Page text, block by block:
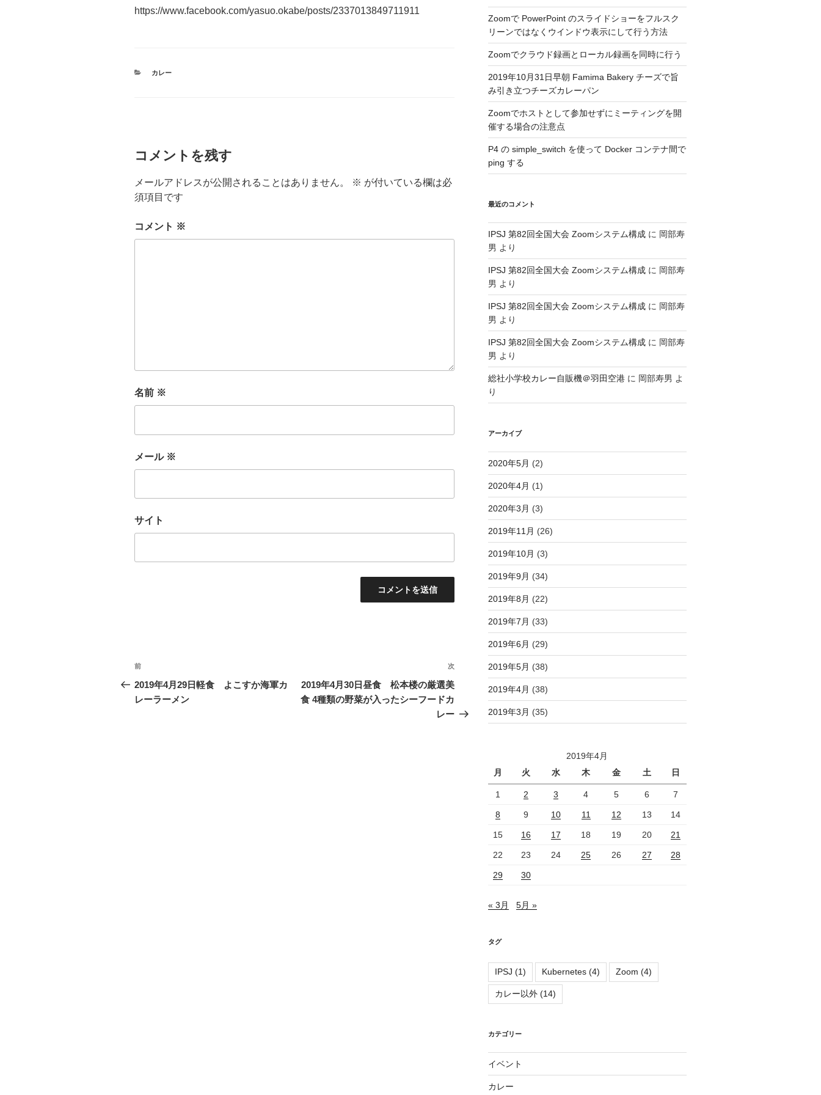
https://www.facebook.com/yasuo.okabe/posts/2337013849711911
カ
カレー
コメントを残す
メールアドレスが公開されることはありません。 ※ が付いている欄は必
須項目です
コメント ※
名前 ※
メール ※
サイト
投
稿
ナ
過
去
の
前
2019年4月29日軽食 よこすか海軍カ
レーラーメン
次
の
稿
次
2019年4月30日昼食 松本楼の厳選美
食 4種類の野菜が入ったシーフードカ
レー
Zoomで PowerPoint のスライドショーをフルスク
リーンではなくウインドウ表示にして行う方法
Zoomでクラウド録画とローカル録画を同時に行う
2019年10月31日早朝 Famima Bakery チーズで旨
み引き立つチーズカレーパン
Zoomでホストとして参加せずにミーティングを開
催する場合の注意点
P4 の simple_switch を使って Docker コンテナ間で
ping する
最近のコメント
IPSJ 第82回全国大会 Zoomシステム構成に 岡部寿
男 より
IPSJ 第82回全国大会 Zoomシステム構成に 岡部寿
男 より
IPSJ 第82回全国大会 Zoomシステム構成に 岡部寿
男 より
IPSJ 第82回全国大会 Zoomシステム構成に 岡部寿
男 より
総社小学校カレー自販機＠羽田空港に 岡部寿男 よ
り
アーカイブ
2020年5月 (2)
2020年4月 (1)
2020年3月 (3)
2019年11月 (26)
2019年10月 (3)
2019年9月 (34)
2019年8月 (22)
2019年7月 (33)
2019年6月 (29)
2019年5月 (38)
2019年4月 (38)
2019年3月 (35)
2019年4月
月
火 水 木 金 土 日
1 2 3 4 5 6 7
8 9 10 11 12 13 14
15 16 17 18 19 20 21
22 23 24 25 26 27 28
29 30
« 3月 5月 »
タグ
IPSJ (1) Kubernetes(4) Zoom (4)
カレー以外(14)
カテゴリー
イベント
カレー